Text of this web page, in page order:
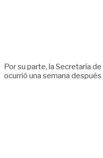
Por su parte, la Secretaría
ocurrió una semana